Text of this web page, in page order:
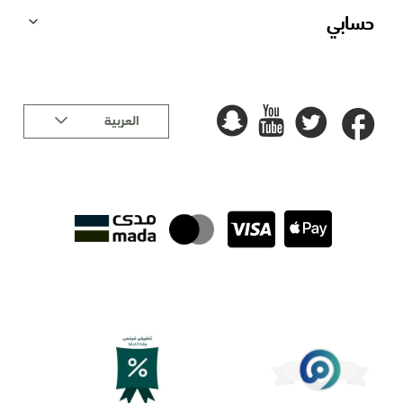
حسابي
لغة العربية